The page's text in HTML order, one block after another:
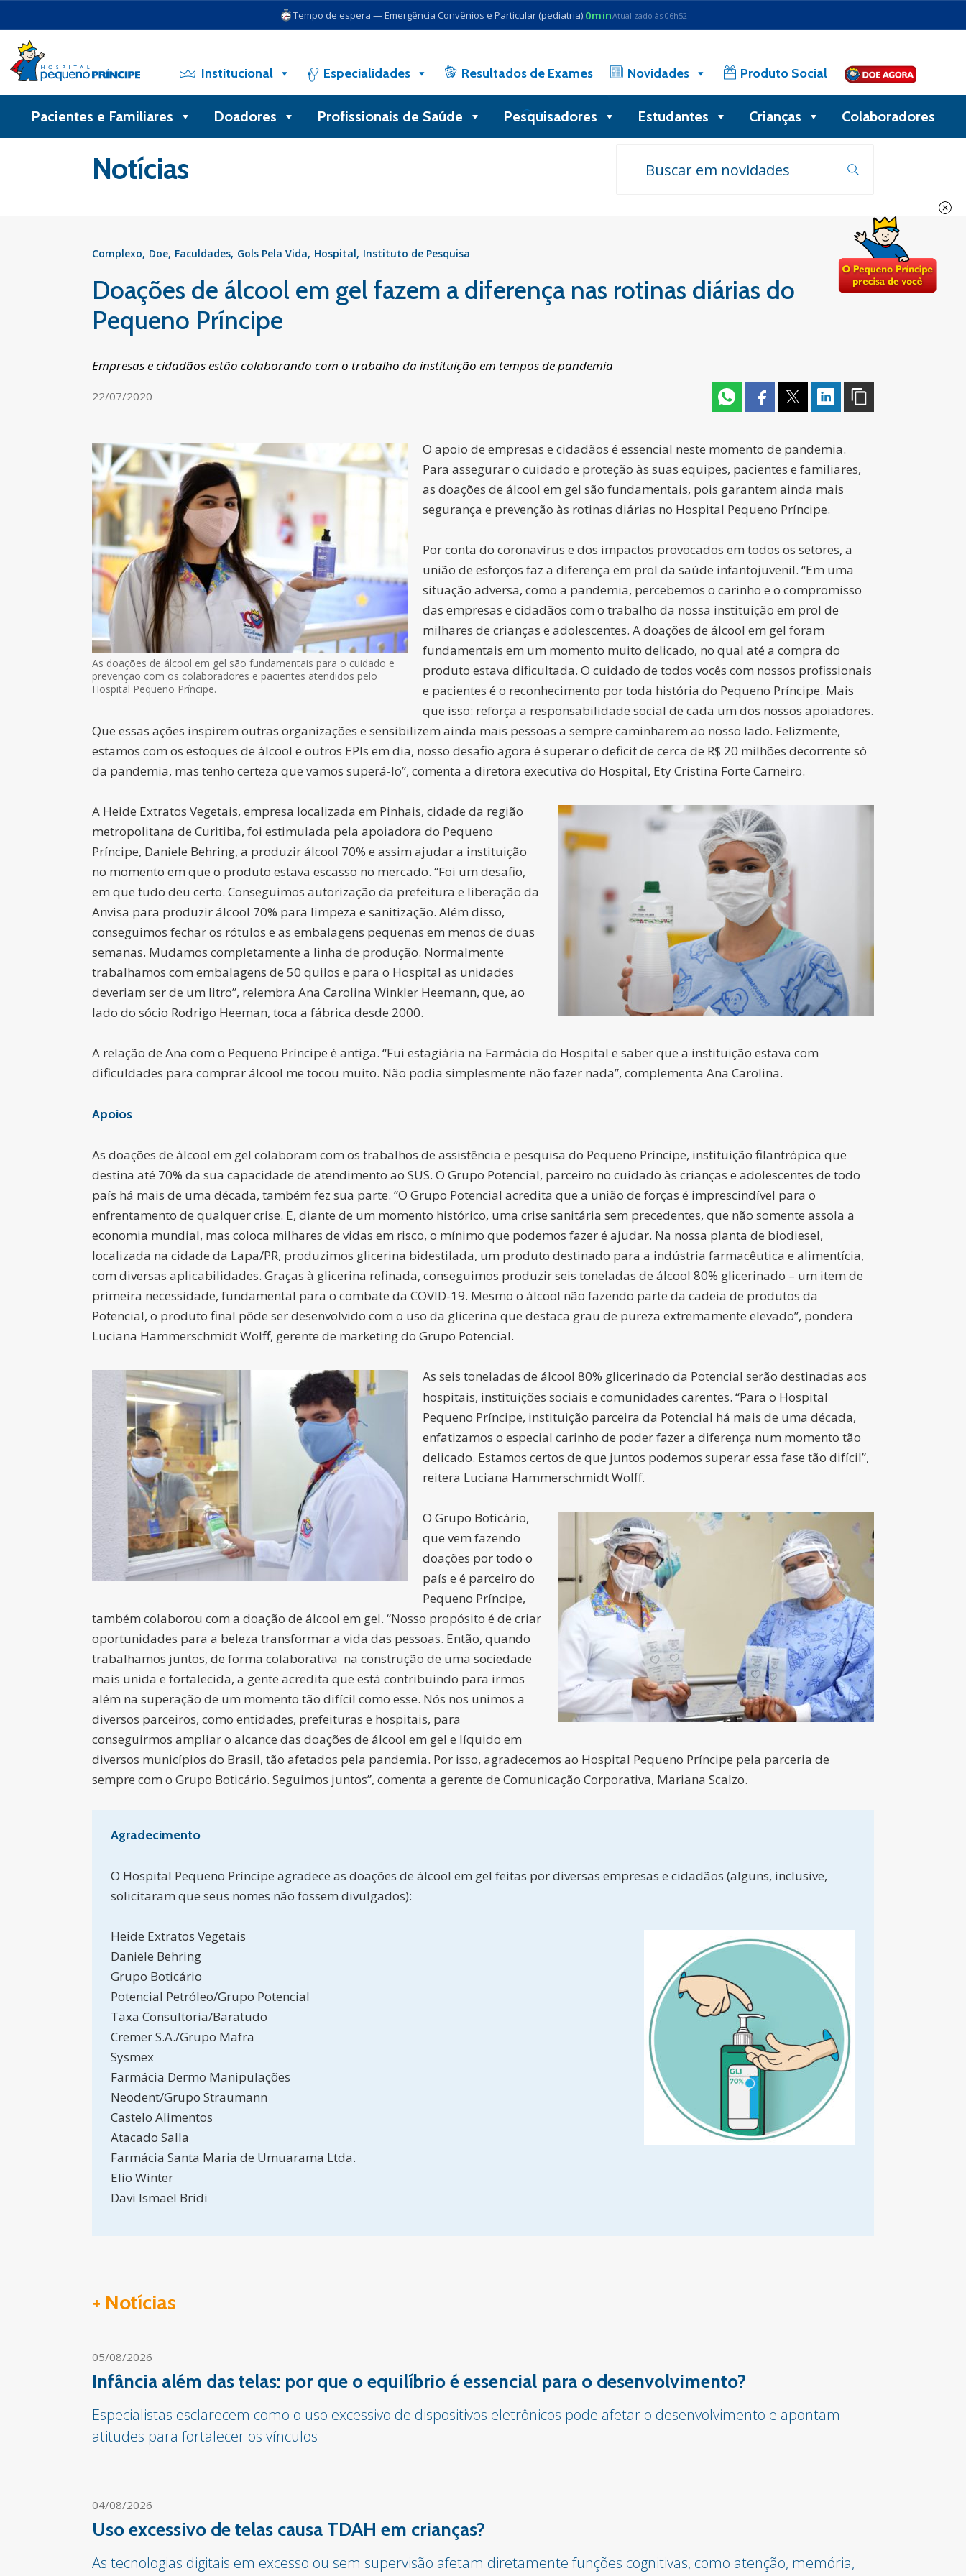
Tempo de espera — Emergência Convênios e Particular (pediatria):0minAtualizado às 06h52
Institucional Especialidades Resultados de Exames Novidades Produto Social
Busca
Pacientes e Familiares Doadores Profissionais de Saúde Pesquisadores Estudantes Crianças Colaboradores
Notícias
Complexo Doe Faculdades Gols Pela Vida Hospital Instituto de Pesquisa
Doações de álcool em gel fazem a diferença nas rotinas diárias do
Pequeno Príncipe
Empresas e cidadãos estão colaborando com o trabalho da instituição em tempos de pandemia
22/07/2020
As doações de álcool em gel são fundamentais para o cuidado e
prevenção com os colaboradores e pacientes atendidos pelo
Hospital Pequeno Príncipe.
O apoio de empresas e cidadãos é essencial neste momento de pandemia.
Para assegurar o cuidado e proteção às suas equipes, pacientes e familiares,
as doações de álcool em gel são fundamentais, pois garantem ainda mais
segurança e prevenção às rotinas diárias no Hospital Pequeno Príncipe.
Por conta do coronavírus e dos impactos provocados em todos os setores, a
união de esforços faz a diferença em prol da saúde infantojuvenil. “Em uma
situação adversa, como a pandemia, percebemos o carinho e o compromisso
das empresas e cidadãos com o trabalho da nossa instituição em prol de
milhares de crianças e adolescentes. A doações de álcool em gel foram
fundamentais em um momento muito delicado, no qual até a compra do
produto estava dificultada. O cuidado de todos vocês com nossos profissionais
e pacientes é o reconhecimento por toda história do Pequeno Príncipe. Mais
que isso: reforça a responsabilidade social de cada um dos nossos apoiadores.
Que essas ações inspirem outras organizações e sensibilizem ainda mais pessoas a sempre caminharem ao nosso lado. Felizmente,
estamos com os estoques de álcool e outros EPIs em dia, nosso desafio agora é superar o deficit de cerca de R$ 20 milhões decorrente só
da pandemia, mas tenho certeza que vamos superá-lo”, comenta a diretora executiva do Hospital, Ety Cristina Forte Carneiro.
A Heide Extratos Vegetais, empresa localizada em Pinhais, cidade da região
metropolitana de Curitiba, foi estimulada pela apoiadora do Pequeno
Príncipe, Daniele Behring, a produzir álcool 70% e assim ajudar a instituição
no momento em que o produto estava escasso no mercado. “Foi um desafio,
em que tudo deu certo. Conseguimos autorização da prefeitura e liberação da
Anvisa para produzir álcool 70% para limpeza e sanitização. Além disso,
conseguimos fechar os rótulos e as embalagens pequenas em menos de duas
semanas. Mudamos completamente a linha de produção. Normalmente
trabalhamos com embalagens de 50 quilos e para o Hospital as unidades
deveriam ser de um litro”, relembra Ana Carolina Winkler Heemann, que, ao
lado do sócio Rodrigo Heeman, toca a fábrica desde 2000.
A relação de Ana com o Pequeno Príncipe é antiga. “Fui estagiária na Farmácia do Hospital e saber que a instituição estava com
dificuldades para comprar álcool me tocou muito. Não podia simplesmente não fazer nada”, complementa Ana Carolina.
Apoios
As doações de álcool em gel colaboram com os trabalhos de assistência e pesquisa do Pequeno Príncipe, instituição filantrópica que
destina até 70% da sua capacidade de atendimento ao SUS. O Grupo Potencial, parceiro no cuidado às crianças e adolescentes de todo
país há mais de uma década, também fez sua parte. “O Grupo Potencial acredita que a união de forças é imprescindível para o
enfrentamento de qualquer crise. E, diante de um momento histórico, uma crise sanitária sem precedentes, que não somente assola a
economia mundial, mas coloca milhares de vidas em risco, o mínimo que podemos fazer é ajudar. Na nossa planta de biodiesel,
localizada na cidade da Lapa/PR, produzimos glicerina bidestilada, um produto destinado para a indústria farmacêutica e alimentícia,
com diversas aplicabilidades. Graças à glicerina refinada, conseguimos produzir seis toneladas de álcool 80% glicerinado – um item de
primeira necessidade, fundamental para o combate da COVID-19. Mesmo o álcool não fazendo parte da cadeia de produtos da
Potencial, o produto final pôde ser desenvolvido com o uso da glicerina que destaca grau de pureza extremamente elevado”, pondera
Luciana Hammerschmidt Wolff, gerente de marketing do Grupo Potencial.
As seis toneladas de álcool 80% glicerinado da Potencial serão destinadas aos
hospitais, instituições sociais e comunidades carentes. “Para o Hospital
Pequeno Príncipe, instituição parceira da Potencial há mais de uma década,
enfatizamos o especial carinho de poder fazer a diferença num momento tão
delicado. Estamos certos de que juntos podemos superar essa fase tão difícil”,
reitera Luciana Hammerschmidt Wolff.
O Grupo Boticário,
que vem fazendo
doações por todo o
país e é parceiro do
Pequeno Príncipe,
também colaborou com a doação de álcool em gel. “Nosso propósito é de criar
oportunidades para a beleza transformar a vida das pessoas. Então, quando
trabalhamos juntos, de forma colaborativa na construção de uma sociedade
mais unida e fortalecida, a gente acredita que está contribuindo para irmos
além na superação de um momento tão difícil como esse. Nós nos unimos a
diversos parceiros, como entidades, prefeituras e hospitais, para
conseguirmos ampliar o alcance das doações de álcool em gel e líquido em
diversos municípios do Brasil, tão afetados pela pandemia. Por isso, agradecemos ao Hospital Pequeno Príncipe pela parceria de
sempre com o Grupo Boticário. Seguimos juntos”, comenta a gerente de Comunicação Corporativa, Mariana Scalzo.
Agradecimento
O Hospital Pequeno Príncipe agradece as doações de álcool em gel feitas por diversas empresas e cidadãos (alguns, inclusive,
solicitaram que seus nomes não fossem divulgados):
Heide Extratos Vegetais
Daniele Behring
Grupo Boticário
Potencial Petróleo/Grupo Potencial
Taxa Consultoria/Baratudo
Cremer S.A./Grupo Mafra
Sysmex
Farmácia Dermo Manipulações
Neodent/Grupo Straumann
Castelo Alimentos
Atacado Salla
Farmácia Santa Maria de Umuarama Ltda.
Elio Winter
Davi Ismael Bridi
+ Notícias
05/08/2026
Infância além das telas: por que o equilíbrio é essencial para o desenvolvimento?
Especialistas esclarecem como o uso excessivo de dispositivos eletrônicos pode afetar o desenvolvimento e apontam
atitudes para fortalecer os vínculos
04/08/2026
Uso excessivo de telas causa TDAH em crianças?
As tecnologias digitais em excesso ou sem supervisão afetam diretamente funções cognitivas, como atenção, memória,